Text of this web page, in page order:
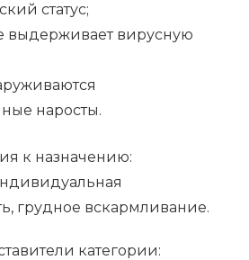
статус;
выдерживает вирусную
наросты.
к назначению:
грудное вскармливание.
категории: